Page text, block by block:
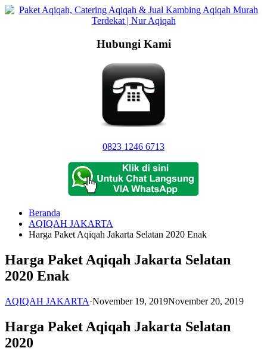
Langsung
Hubungi Kami
0823 1246 6713
Beranda
AQIQAH JAKARTA
Harga Paket Aqiqah Jakarta Selatan 2020 Enak
Harga Paket Aqiqah Jakarta Selatan
2020 Enak
AQIQAH JAKARTA·November 19, 2019November 20, 2019
Harga Paket Aqiqah Jakarta Selatan
2020